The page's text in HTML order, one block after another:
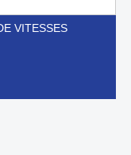
VITESSES